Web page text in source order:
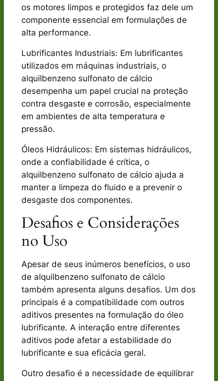
os motores limpos e protegidos faz dele um
componente essencial em formulações de
alta performance.
Lubrificantes Industriais: Em lubrificantes
utilizados em máquinas industriais, o
alquilbenzeno sulfonato de cálcio
desempenha um papel crucial na proteção
contra desgaste e corrosão, especialmente
em ambientes de alta temperatura e
pressão.
Óleos Hidráulicos: Em sistemas hidráulicos,
onde a confiabilidade é crítica, o
alquilbenzeno sulfonato de cálcio ajuda a
manter a limpeza do fluido e a prevenir o
desgaste dos componentes.
Desafios e Considerações
no Uso
Apesar de seus inúmeros benefícios, o uso
de alquilbenzeno sulfonato de cálcio
também apresenta alguns desafios. Um dos
principais é a compatibilidade com outros
aditivos presentes na formulação do óleo
lubrificante. A interação entre diferentes
aditivos pode afetar a estabilidade do
lubrificante e sua eficácia geral.
Outro desafio é a necessidade de equilibrar